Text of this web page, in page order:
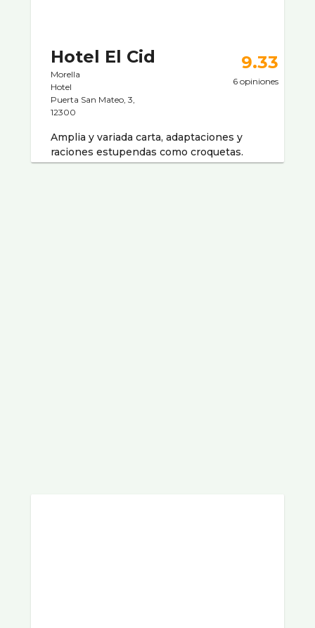
Hotel El Cid
Morella
Hotel
Puerta San Mateo, 3,
12300
9.33
6 opiniones
Amplia y variada carta, adaptaciones y
raciones estupendas como croquetas.